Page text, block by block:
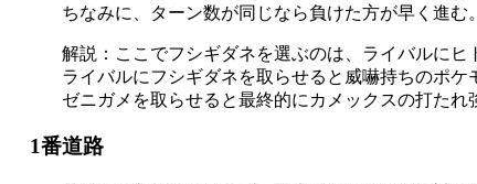
ちなみに、ターン数が同じなら負けた方が早く進む。
解説：ここでフシギダネを選ぶのは、ライバルにヒ
ライバルにフシギダネを取らせると威嚇持ちのポケ
ゼニガメを取らせると最終的にカメックスの打たれ
1番道路